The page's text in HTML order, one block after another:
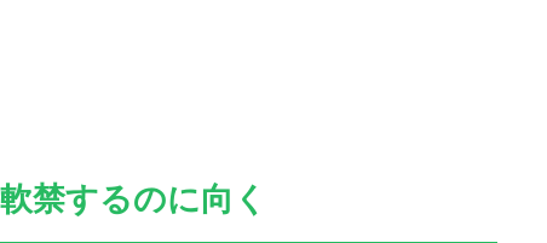
禁するのに向く